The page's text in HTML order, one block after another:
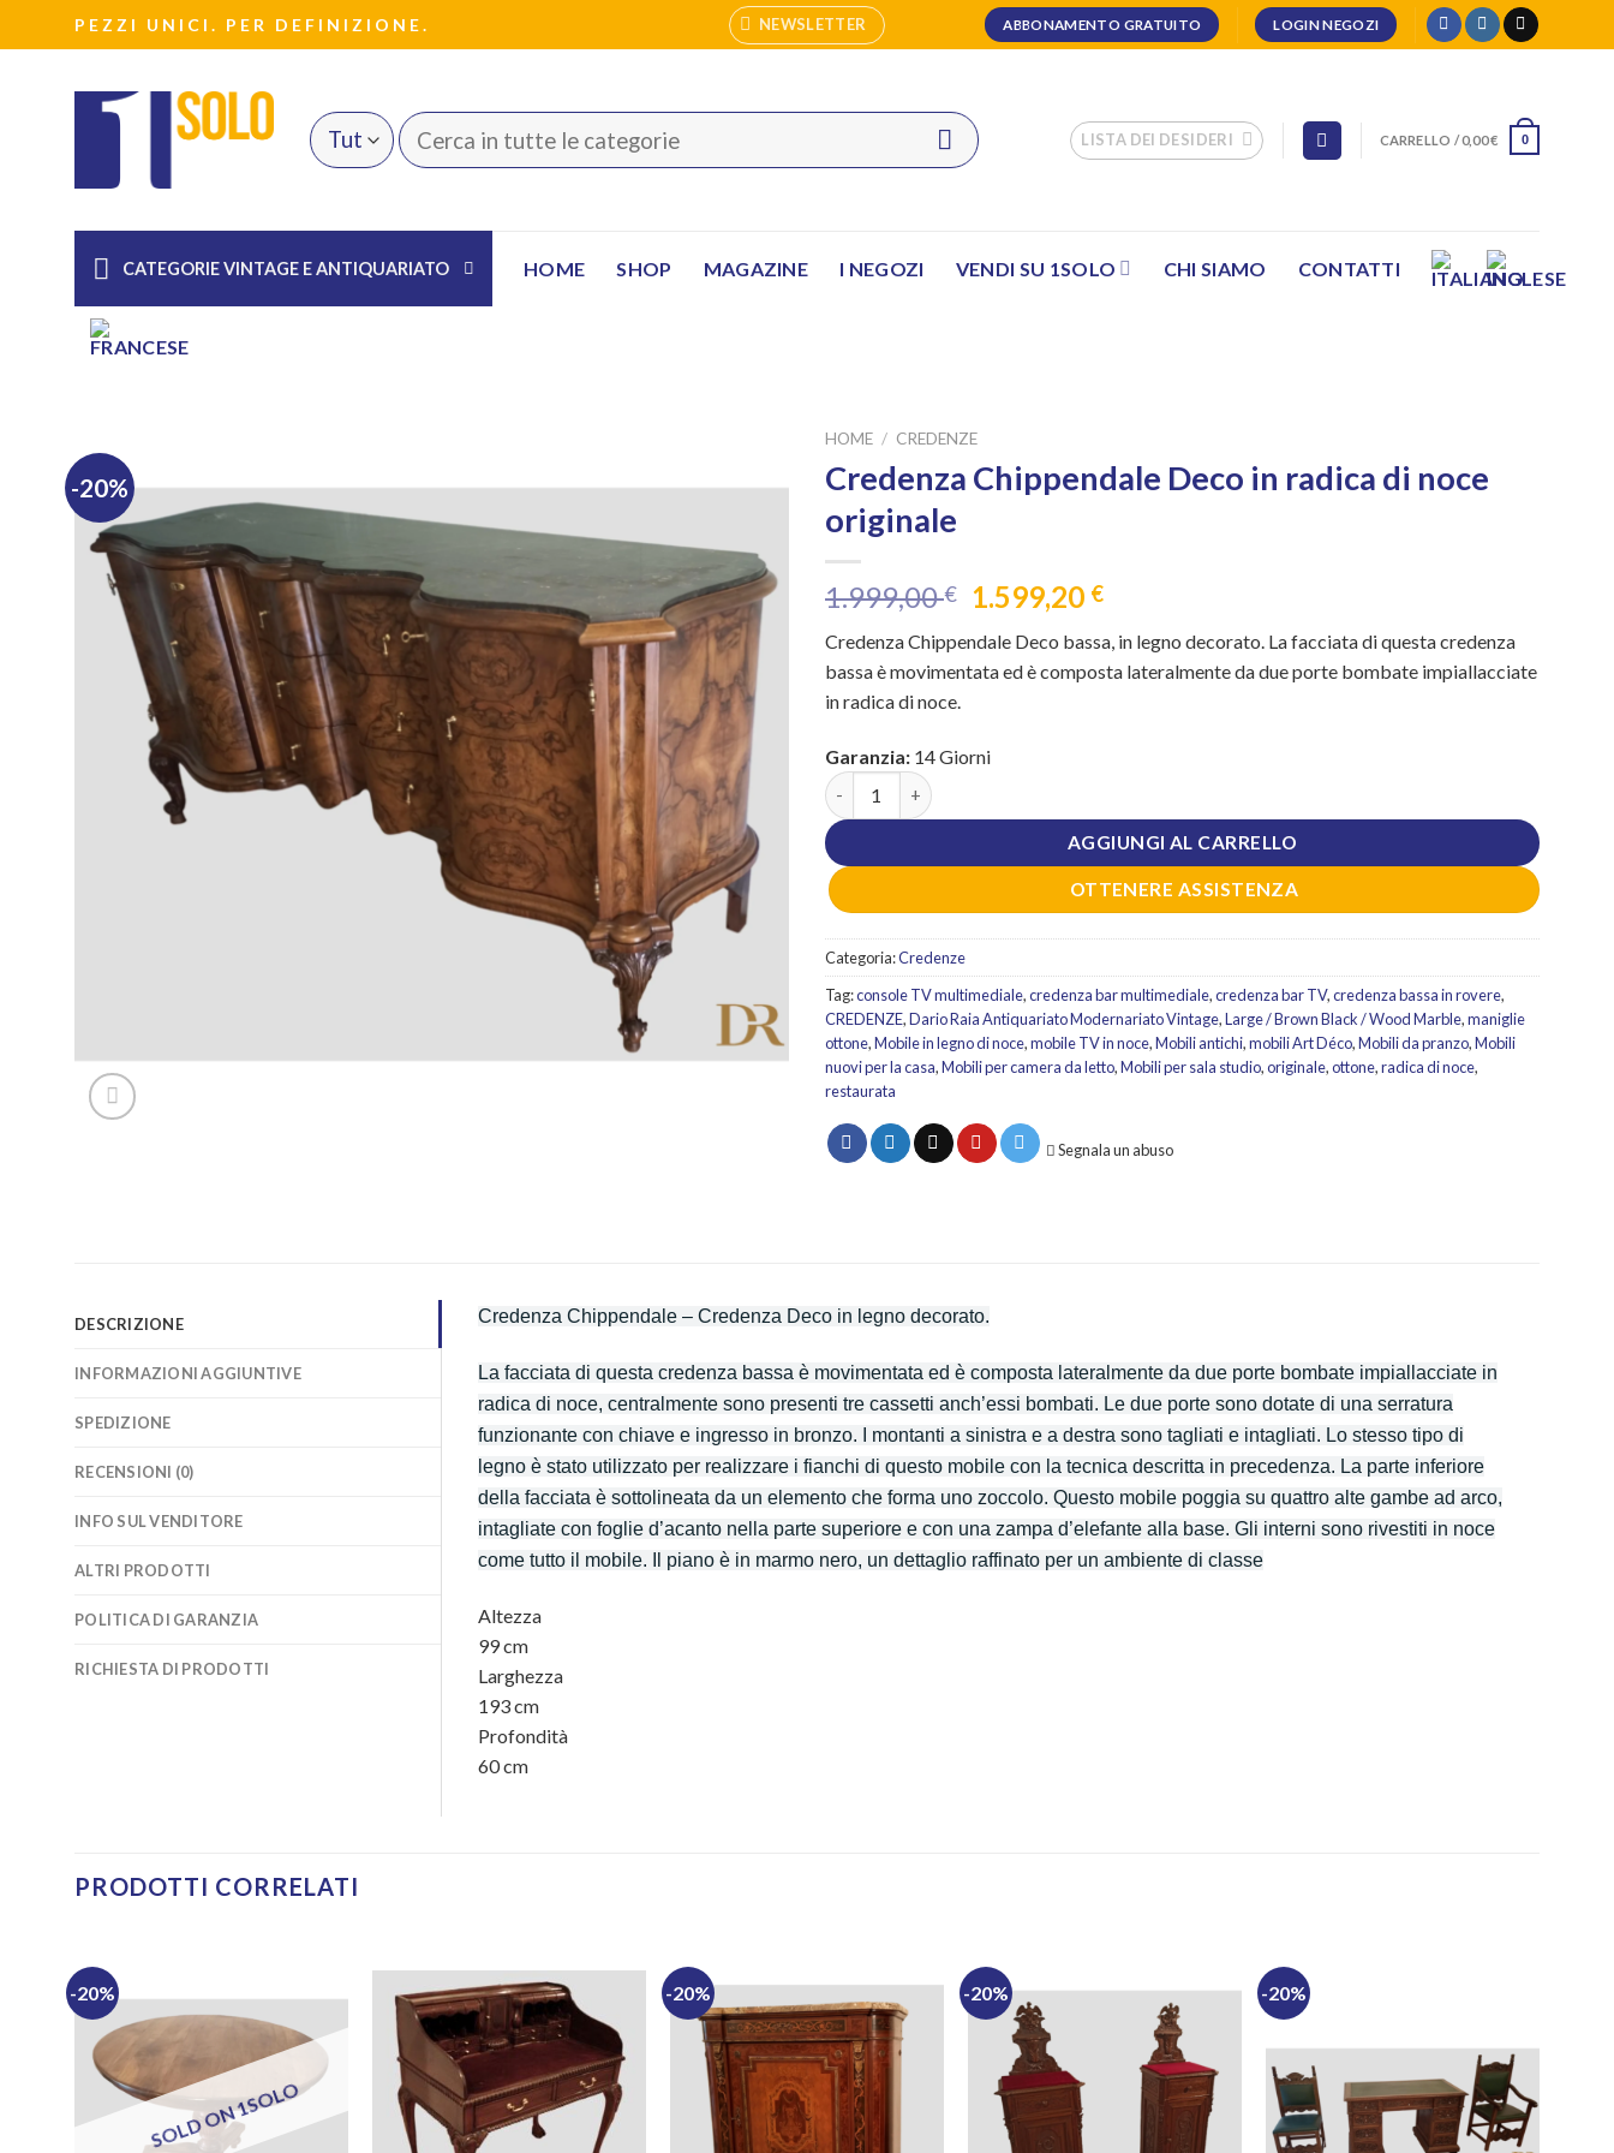
ai
PEZZI UNICI. PER DEFINIZIONE. NEWSLETTER ABBONAMENTO GRATUITO LOGIN NEGOZI
Cerca: LISTA DEI DESIDERI CARRELLO /0,00€ 0
CATEGORIE VINTAGE E ANTIQUARIATO HOME SHOP MAGAZINE I NEGOZI VENDI SU 1SOLO CHI SIAMO CONTATTI
-20%
HOME / CREDENZE
Credenza Chippendale Deco in radica di noce
originale
1.999,00€
Il
prezzo
originale
era:
1.599,20 €Il
attuale
è:
Credenza Chippendale Deco bassa, in legno decorato. La facciata di questa credenza
bassa è movimentata ed è composta lateralmente da due porte bombate impiallacciate
in radica di noce.
Garanzia: 14 Giorni
Credenza Chippendale Deco in radica di noce originale quantità
AGGIUNGI AL CARRELLO
OTTENERE ASSISTENZA
Categoria:Credenze
Tag:console TV multimediale,credenza bar multimediale,credenza bar TV,credenza bassa in rovere,
CREDENZE,Dario Raia Antiquariato Modernariato Vintage,Large / Brown Black / Wood Marble,maniglie
ottone,Mobile in legno di noce,mobile TV in noce,Mobili antichi,mobili Art Déco,Mobili da pranzo,Mobili
nuovi per la casa,Mobili per camera da letto,Mobili per sala studio,originale,ottone,radica di noce,
restaurata
Segnala un abuso
DESCRIZIONE
INFORMAZIONI AGGIUNTIVE
SPEDIZIONE
RECENSIONI (0)
INFO SUL VENDITORE
ALTRI PRODOTTI
POLITICA DI GARANZIA
RICHIESTA DI PRODOTTI
Credenza Chippendale – Credenza Deco in legno decorato.
La facciata di questa credenza bassa è movimentata ed è composta lateralmente da due porte bombate impiallacciate in
radica di noce, centralmente sono presenti tre cassetti anch’essi bombati. Le due porte sono dotate di una serratura
funzionante con chiave e ingresso in bronzo. I montanti a sinistra e a destra sono tagliati e intagliati. Lo stesso tipo di
legno è stato utilizzato per realizzare i fianchi di questo mobile con la tecnica descritta in precedenza. La parte inferiore
della facciata è sottolineata da un elemento che forma uno zoccolo. Questo mobile poggia su quattro alte gambe ad arco,
intagliate con foglie d’acanto nella parte superiore e con una zampa d’elefante alla base. Gli interni sono rivestiti in noce
come tutto il mobile. Il piano è in marmo nero, un dettaglio raffinato per un ambiente di classe
Altezza
99cm
Larghezza
193cm
Profondità
60cm
PRODOTTI CORRELATI
-20%
SOLD ON 1SOLO
-20% -20% -20%